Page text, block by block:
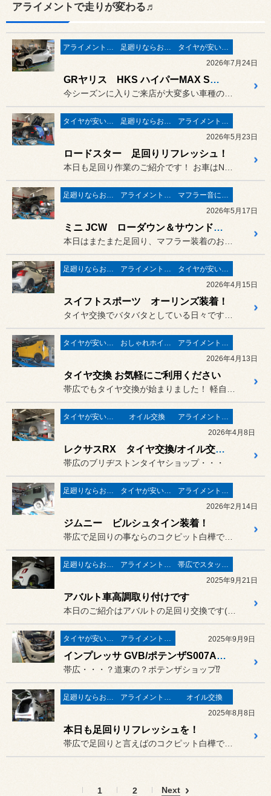
アライメントで走りが変わる♬
アライメントで走りが変わる♬ 足廻りならお任せ♬
タイヤが安い(^^♪
2026年7月24日
GRヤリス HKS ハイパーMAX S装着の巻き！
タイヤが安い(^^♪ 足廻りならお任せ♬
アライメントで走りが変わる♬
2026年5月23日
ロードスター 足回りリフレッシュ！
足廻りならお任せ♬ アライメントで走りが変わる♬
マフラー音に痺れる
2026年5月17日
ミニ JCW ローダウン＆サウンドチューニング！
足廻りならお任せ♬ アライメントで走りが変わる♬
タイヤが安い(^^♪
2026年4月15日
スイフトスポーツ オーリンズ装着！
タイヤが安い(^^♪ おしゃれホイール♬
アライメントで走りが変わる♬
2026年4月13日
タイヤ交換 お気軽にご利用ください
タイヤが安い(^^♪ オイル交換
アライメントで走りが変わる♬
2026年4月8日
レクサスRX タイヤ交換/オイル交換/アライメント
帯広のブリヂストンタイヤショップ・・・
足廻りならお任せ♬ タイヤが安い(^^♪
アライメントで走りが変わる♬
2026年2月14日
ジムニー ビルシュタイン装着！
足廻りならお任せ♬ アライメントで走りが変わる♬
帯広でスタッドレスタイヤ
2025年9月21日
アバルト車高調取り付けです
タイヤが安い(^^♪ アライメントで走りが変わる♬ 2025年9月9日
インプレッサ GVB/ポテンザS007A＆アライメント
帯広・・・？道東の？ポテンザショップ⁉
足廻りならお任せ♬ アライメントで走りが変わる♬
オイル交換
2025年8月8日
本日も足回りリフレッシュを！
1 2 Next